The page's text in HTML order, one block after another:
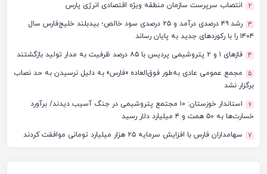
2 انتصاب سرپرست سازمان منطقه ویژه اقتصادی انرژی پارس
3
رشد ۴۹ درصدی درآمد و ۲۵ درصدی سود خالص؛ بیدبلند خلیج‌فارس سال
۱۴۰۴ را با رکوردهای جدید به پایان رساند
4 فازهای ۱ و ۲ پتروشیمی پردیس با ۸۵ درصد ظرفیت به مدار تولید بازگشتند
5
مجمع عمومی عادی به‌طور فوق‌العاده «فارس» به دلیل نرسیدن به حد نصاب
برگزار نشد
6
استاندار خوزستان: ۱۰ مجتمع پتروشیمی در جنگ آسیب دیدند/ برآورد
خسارت‌ها به ۵۰ همت و ۴ میلیارد دلار رسید
7 سهامداران فارس با افزایش سرمایه ۲۵ هزار میلیارد تومانی موافقت کردند